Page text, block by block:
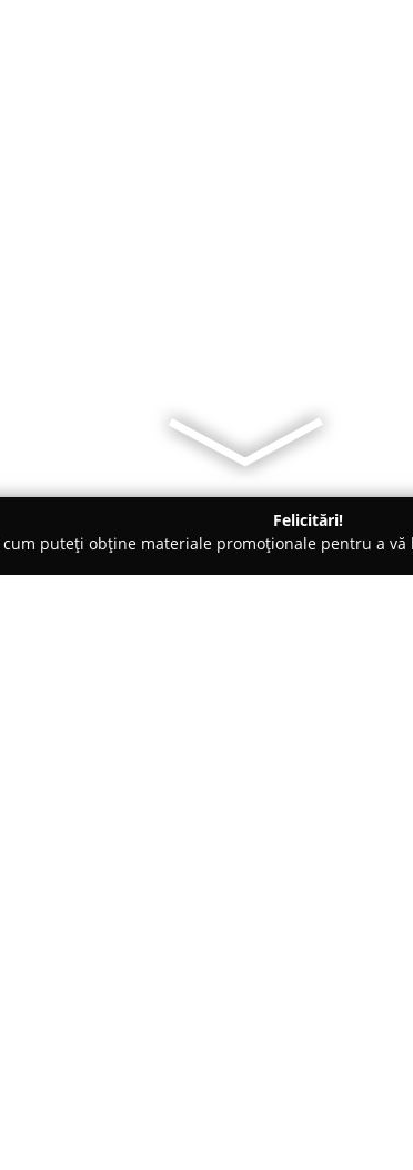
Felicitări!
puteți obține materiale promoționale pentru a vă